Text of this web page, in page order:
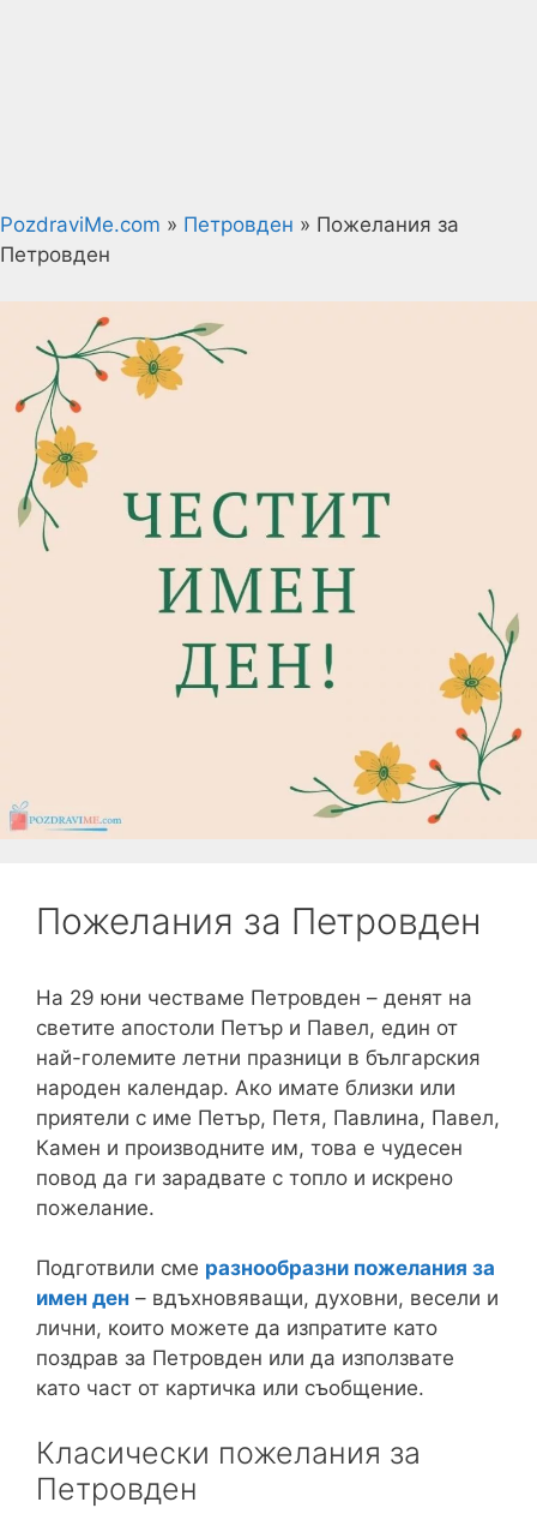
PozdraviMe.com » Петровден » Пожелания за
Петровден
Пожелания за Петровден
На 29 юни честваме Петровден – денят на
светите апостоли Петър и Павел, един от
най-големите летни празници в българския
народен календар. Ако имате близки или
приятели с име Петър, Петя, Павлина, Павел,
Камен и производните им, това е чудесен
повод да ги зарадвате с топло и искрено
пожелание.
Подготвили сме разнообразни пожелания за
имен ден – вдъхновяващи, духовни, весели и
лични, които можете да изпратите като
поздрав за Петровден или да използвате
като част от картичка или съобщение.
Класически пожелания за
Петровден